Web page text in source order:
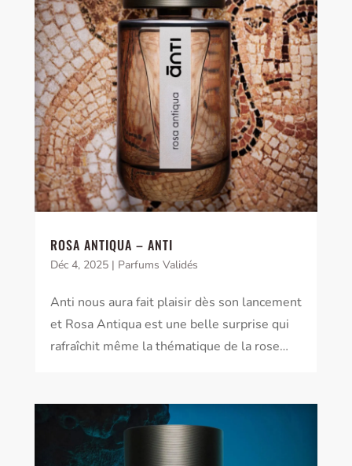
ROSA ANTIQUA – ANTI
Déc 4, 2025| Parfums Validés
Anti nous aura fait plaisir dès son lancement
et Rosa Antiqua est une belle surprise qui
rafraîchit même la thématique de la rose…